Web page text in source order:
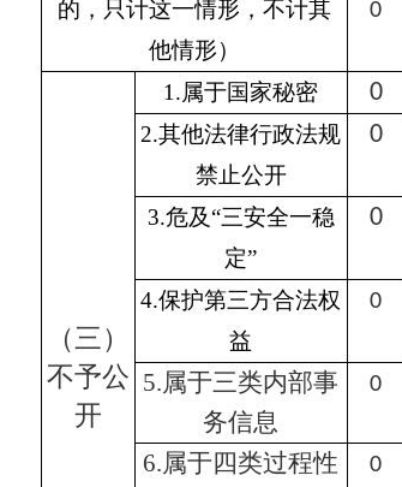
的，只计这一情形，不计其
他情形）
0
（三）
不予公
开
1.属于国家秘密 0
2.其他法律行政法规
禁止公开
0
3.危及“三安全一稳
定”
0
4.保护第三方合法权
益
0
5.属于三类内部事
务信息
0
6.属于四类过程性
0